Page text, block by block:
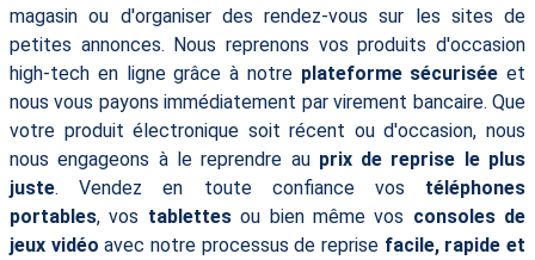
magasin ou d'organiser des rendez-vous sur les sites de
petites annonces. Nous reprenons vos produits d'occasion
high-tech en ligne grâce à notre plateforme sécurisée et
nous vous payons immédiatement par virement bancaire. Que
votre produit électronique soit récent ou d'occasion, nous
nous engageons à le reprendre au prix de reprise le plus
juste. Vendez en toute confiance vos téléphones
portables, vos tablettesou bien même vos consoles de
jeux vidéo avec notre processus de reprise facile, rapide et